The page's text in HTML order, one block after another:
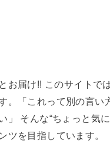
お届け!! このサイトで
。「これって別の言
そんな“ちょっと気
ツを目指しています。